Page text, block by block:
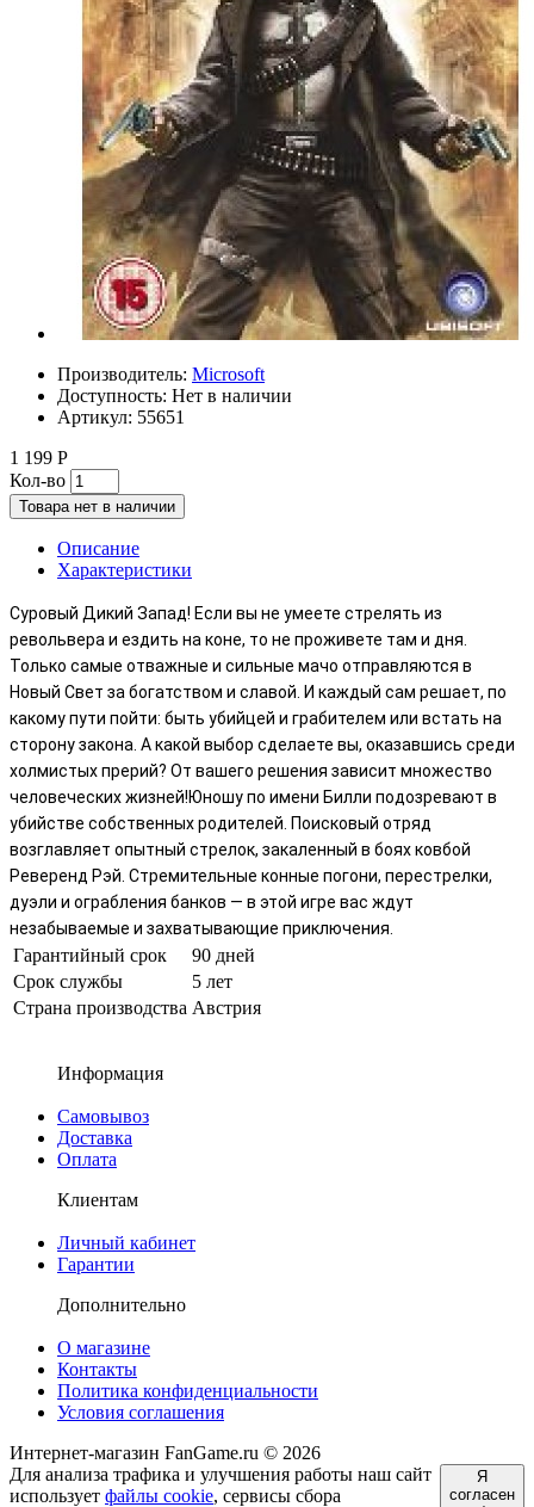
Производитель: Microsoft
Доступность: Нет в наличии
Артикул: 55651
1 199 Р
Кол-во
Товара нет в наличии
Описание
Характеристики
Суровый Дикий Запад! Если вы не умеете стрелять из
револьвера и ездить на коне, то не проживете там и дня.
Только самые отважные и сильные мачо отправляются в
Новый Свет за богатством и славой. И каждый сам решает, по
какому пути пойти: быть убийцей и грабителем или встать на
сторону закона. А какой выбор сделаете вы, оказавшись среди
холмистых прерий? От вашего решения зависит множество
человеческих жизней!Юношу по имени Билли подозревают в
убийстве собственных родителей. Поисковый отряд
возглавляет опытный стрелок, закаленный в боях ковбой
Реверенд Рэй. Стремительные конные погони, перестрелки,
дуэли и ограбления банков — в этой игре вас ждут
незабываемые и захватывающие приключения.
Гарантийный срок
90 дней
Срок службы
5 лет
Страна производства Австрия
Информация
Самовывоз
Доставка
Оплата
Клиентам
Личный кабинет
Гарантии
Дополнительно
О магазине
Контакты
Политика конфиденциальности
Условия соглашения
Интернет-магазин FanGame.ru © 2026
Для анализа трафика и улучшения работы наш сайт
использует файлы cookie, сервисы сбора
Я
согласен